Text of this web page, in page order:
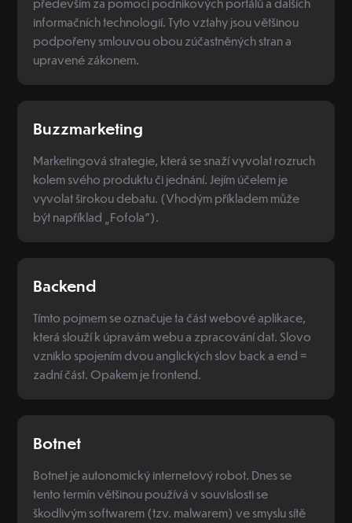
informačních technologií. Tyto vztahy jsou většinou
podpořeny smlouvou obou zúčastněných stran a
upravené zákonem.
Buzzmarketing
Marketingová strategie, která se snaží vyvolat rozruch
kolem svého produktu či jednání. Jejím účelem je
vyvolat širokou debatu. (Vhodým příkladem může
být například „Fofola”).
Backend
Tímto pojmem se označuje ta část webové aplikace,
která slouží k úpravám webu a zpracování dat. Slovo
vzniklo spojením dvou anglických slov back a end =
zadní část. Opakem je frontend.
Botnet
Botnet je autonomický internetový robot. Dnes se
tento termín většinou používá v souvislosti se
škodlivým softwarem (tzv. malwarem) ve smyslu sítě